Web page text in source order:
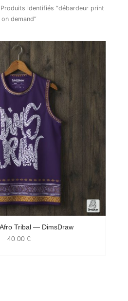
Produits identifiés “débardeur print
on demand”
Tribal — DimsDraw
40.00 €